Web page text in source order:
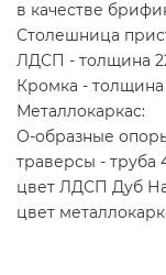
в качестве
Столешница
ЛДСП - толщина
Кромка -
Металлокаркас:
О-образные
траверсы - труба
цвет ЛДСП Дуб
цвет